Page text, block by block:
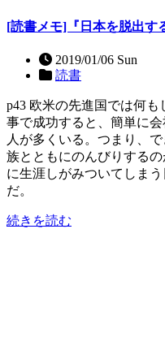
[読書メモ]『日本を脱出す
2019/01/06 Sun
読書
p43 欧米の先進国では何
事で成功すると、簡単に
人が多くいる。つまり、
族とともにのんびりする
に生涯しがみついてしま
だ。
続きを読む